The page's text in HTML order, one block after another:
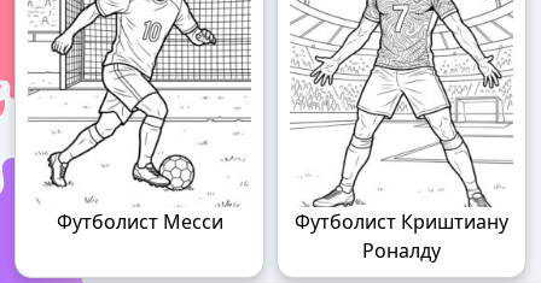
Футболист Месси
Футболист Криштиану
Роналду